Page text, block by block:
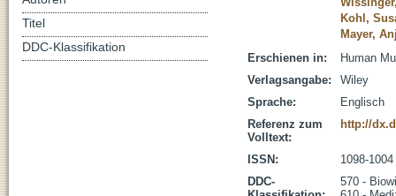
Kohl,
Mayer,
Erschienen in:
Human
Verlagsangabe:
Wiley
Sprache:
Englisch
Referenz zum
Volltext:
http://
ISSN:
1098-1004
DDC-
570 -
Titel
DDC-Klassifikation